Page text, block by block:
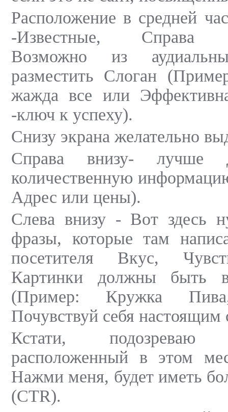
Расположение в средней
-Известные, Справа -
Возможно из
разместить Слоган
жажда все или
-ключ к успеху).
Снизу экрана желательно
Справа внизу- лучше
количественную
Адрес или цены).
Слева внизу - Вот здесь
фразы, которые там
посетителя Вкус,
Картинки должны быть
(Пример: Кружка
Почувствуй себя настоящим
Кстати,
расположенный в этом
Нажми меня, будет иметь
(CTR).